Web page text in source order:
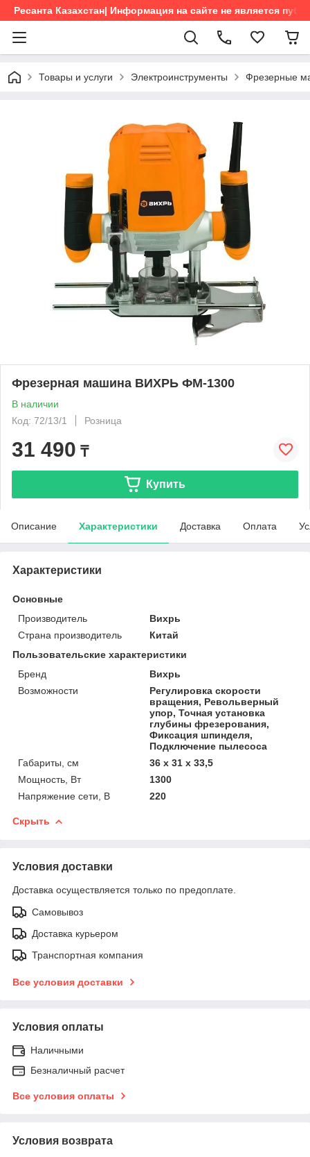
Ресанта Казахстан| Информация на сайте не является
Товары и услуги Электроинструменты Фрезерные
Фрезерная машина ВИХРЬ ФМ-1300
В наличии
Код: 72/13/1
Розница
31 490 ₸
Купить
Описание Характеристики Доставка Оплата
Характеристики
Основные
Производитель
Вихрь
Страна производитель
Китай
Пользовательские характеристики
Бренд
Вихрь
Возможности
Регулировка скорости
вращения, Револьверный
упор, Точная установка
глубины фрезерования,
Фиксация шпинделя,
Подключение пылесоса
Габариты, см
36 х 31 х 33,5
Мощность, Вт
1300
Напряжение сети, В
220
Скрыть
Условия доставки
Доставка осуществляется только по предоплате.
Самовывоз
Доставка курьером
Транспортная компания
Все условия доставки
Условия оплаты
Наличными
Безналичный расчет
Все условия оплаты
Условия возврата